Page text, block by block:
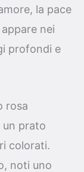
la pace
nei
profondi e
rosa
un prato
colorati.
noti uno